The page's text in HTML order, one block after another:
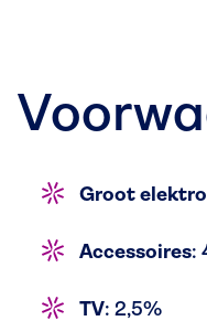
Groot elektro
Accessoires:
TV: 2,5%